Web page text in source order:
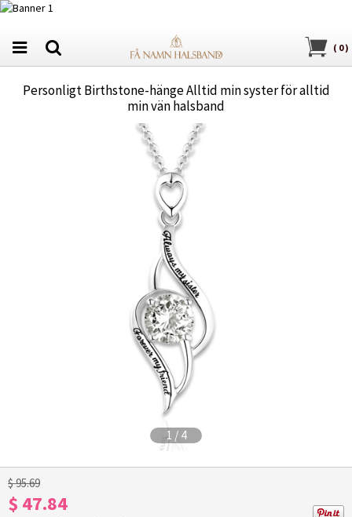
( 0)
Personligt Birthstone-hänge Alltid min syster för alltid
min vän halsband
1 / 4
$ 95.69
$ 47.84